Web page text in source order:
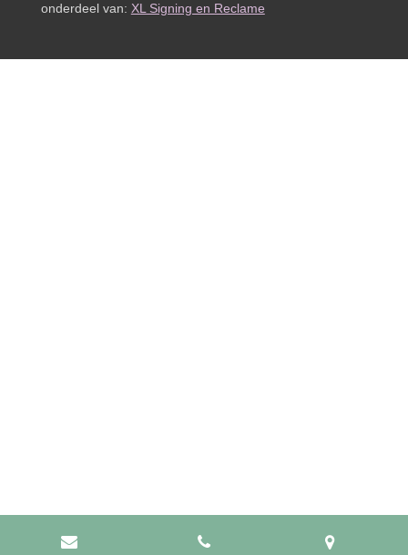
onderdeel van: XL Signing en Reclame